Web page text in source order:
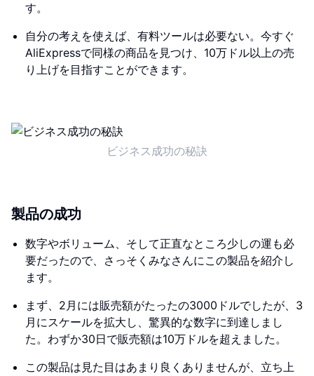
す。
自分の考えを使えば、有料ツールは必要ない。今すぐ
AliExpressで同様の商品を見つけ、10万ドル以上の売
り上げを目指すことができます。
ビジネス成功の秘訣
製品の成功
数字やボリューム、そして正直なところ少しの運も必
要だったので、さっそくみなさんにこの製品を紹介し
ます。
まず、2月には販売額がたったの3000ドルでしたが、3
月にスケールを拡大し、驚異的な数字に到達しまし
た。わずか30日で販売額は10万ドルを超えました。
この製品は見た目はあまり良くありませんが、立ち上